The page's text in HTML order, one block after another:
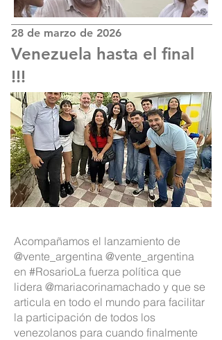
28 de marzo de 2026
Venezuela hasta el final
!!!
Acompañamos el lanzamiento de
@vente_argentina @vente_argentina
en #RosarioLa fuerza política que
lidera @mariacorinamachado y que se
articula en todo el mundo para facilitar
la participación de todos los
venezolanos para cuando finalmente